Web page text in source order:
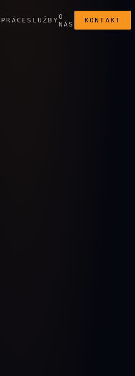
PRÁCE SLUŽBYO
NÁS
KONTAKT